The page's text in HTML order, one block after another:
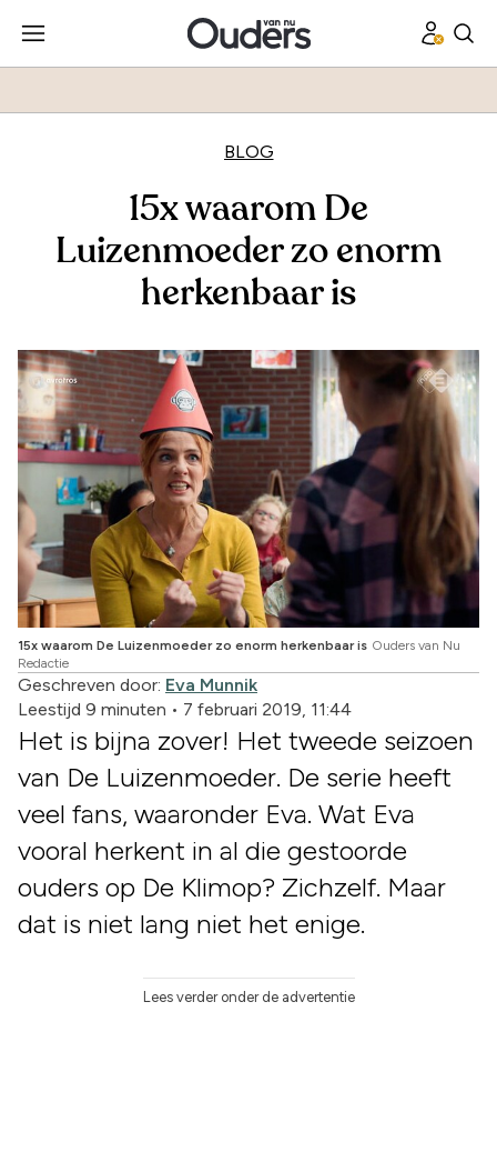
BLOG
15x waarom De
Luizenmoeder zo enorm
herkenbaar is
15x waarom De Luizenmoeder zo enorm herkenbaar is Ouders van Nu
Redactie
Geschreven door: Eva Munnik
Leestijd 9 minuten • 7 februari 2019, 11:44
Het is bijna zover! Het tweede seizoen
van De Luizenmoeder. De serie heeft
veel fans, waaronder Eva. Wat Eva
vooral herkent in al die gestoorde
ouders op De Klimop? Zichzelf. Maar
dat is niet lang niet het enige.
Lees verder onder de advertentie